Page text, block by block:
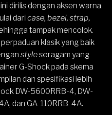
dirilis dengan aksen warna
dari case, bezel, strap,
tampak mencolok.
klasik yang baik
styleseragam yang
G-Shock pada skema
dan spesifikasi lebih
DW-5600RRB-4, DW-
dan GA-110RRB-4A.